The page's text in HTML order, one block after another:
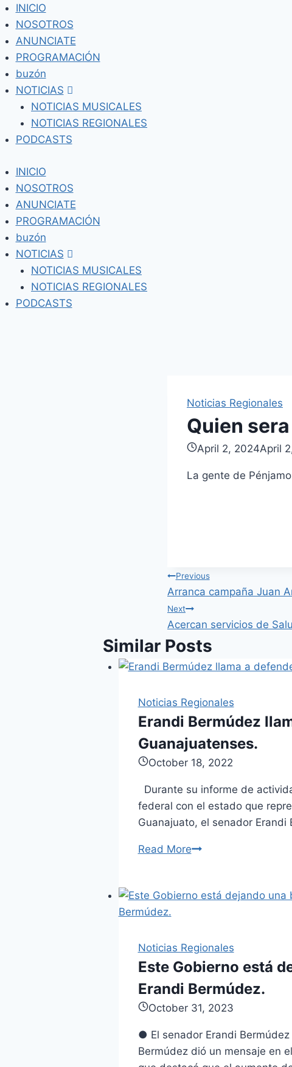
Skip
to
content
INICIO
NOSOTROS
ANUNCIATE
PROGRAMACIÓN
buzón
NOTICIAS
NOTICIAS MUSICALES
NOTICIAS REGIONALES
PODCASTS
INICIO
NOSOTROS
ANUNCIATE
PROGRAMACIÓN
buzón
NOTICIAS
NOTICIAS MUSICALES
NOTICIAS REGIONALES
PODCASTS
Noticias Regionales
Quien
April 2, 2024April
La gente de
Post
navigation
Previous
Arranca campaña Juan
Next
Acercan servicios de
Similar Posts
Noticias Regionales
Erandi Bermúdez
Guanajuatenses.
October 18, 2022
Durante su informe de
federal con el estado que
Guanajuato, el senador
Read MoreErandi
a
valentía
la
Libertad
y
Voluntad
de
Guanajuatenses.
Noticias Regionales
Este Gobierno está
Erandi Bermúdez.
October 31, 2023
● El senador Erandi
Bermúdez dió un mensaje en